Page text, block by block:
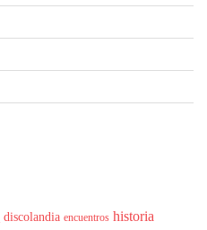
discolandia encuentros historia